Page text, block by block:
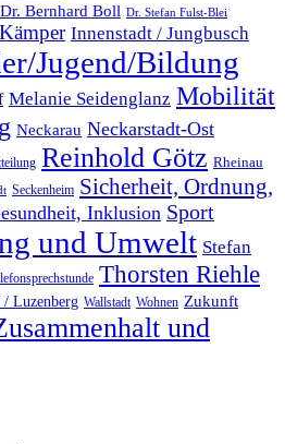
Dr. Bernhard Boll Dr. Stefan Fulst-Blei
Innenstadt / Jungbusch
Jugend/Bildung
Melanie Seidenglanz Mobilität
Neckarau Neckarstadt-Ost
Reinhold Götz Rheinau
Seckenheim Sicherheit, Ordnung,
Inklusion Sport
und Umwelt Stefan
Thorsten Riehle
/ Luzenberg Wallstadt Wohnen Zukunft
und